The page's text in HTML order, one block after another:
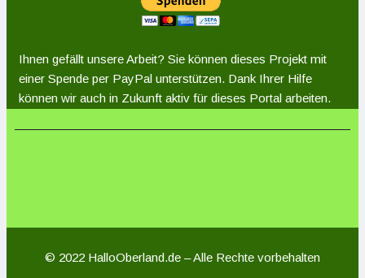
Ihnen gefällt unsere Arbeit? Sie können dieses Projekt mit
einer Spende per PayPal unterstützen. Dank Ihrer Hilfe
können wir auch in Zukunft aktiv für dieses Portal arbeiten.
© 2022 HalloOberland.de – Alle Rechte vorbehalten